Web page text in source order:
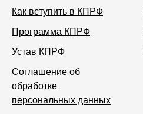
Как вступить в КПРФ
Программа КПРФ
Устав КПРФ
Соглашение об
обработке
персональных данных